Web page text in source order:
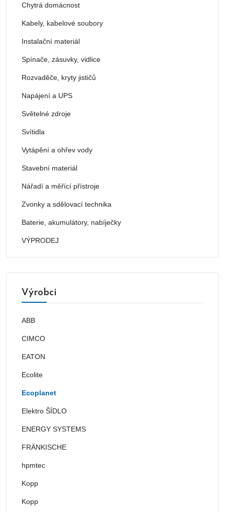
Chytrá domácnost
Kabely, kabelové soubory
Instalační materiál
Spínače, zásuvky, vidlice
Rozvaděče, kryty jističů
Napájení a UPS
Světelné zdroje
Svítidla
Vytápění a ohřev vody
Stavební materiál
Nářadí a měřící přístroje
Zvonky a sdělovací technika
Baterie, akumulátory, nabíječky
VÝPRODEJ
Výrobci
ABB
CIMCO
EATON
Ecolite
Ecoplanet
Elektro ŠÍDLO
ENERGY SYSTEMS
FRÄNKISCHE
hpmtec
Kopp
Kopp